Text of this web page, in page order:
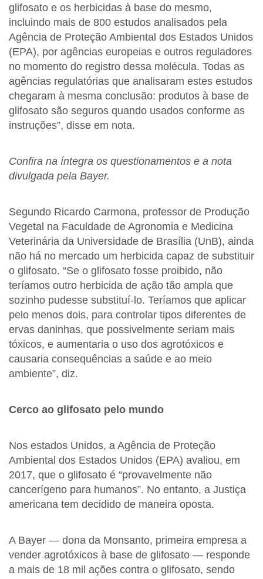
glifosato e os herbicidas à base do mesmo,
incluindo mais de 800 estudos analisados pela
Agência de Proteção Ambiental dos Estados Unidos
(EPA), por agências europeias e outros reguladores
no momento do registro dessa molécula. Todas as
agências regulatórias que analisaram estes estudos
chegaram à mesma conclusão: produtos à base de
glifosato são seguros quando usados conforme as
instruções”, disse em nota.
Confira na íntegra os questionamentos e a nota
divulgada pela Bayer.
Segundo Ricardo Carmona, professor de Produção
Vegetal na Faculdade de Agronomia e Medicina
Veterinária da Universidade de Brasília (UnB), ainda
não há no mercado um herbicida capaz de substituir
o glifosato. “Se o glifosato fosse proibido, não
teríamos outro herbicida de ação tão ampla que
sozinho pudesse substituí-lo. Teríamos que aplicar
pelo menos dois, para controlar tipos diferentes de
ervas daninhas, que possivelmente seriam mais
tóxicos, e aumentaria o uso dos agrotóxicos e
causaria consequências a saúde e ao meio
ambiente”, diz.
Cerco ao glifosato pelo mundo
Nos estados Unidos, a Agência de Proteção
Ambiental dos Estados Unidos (EPA) avaliou, em
2017, que o glifosato é “provavelmente não
cancerígeno para humanos”. No entanto, a Justiça
americana tem decidido de maneira oposta.
A Bayer — dona da Monsanto, primeira empresa a
vender agrotóxicos à base de glifosato — responde
a mais de 18 mil ações contra o glifosato, sendo